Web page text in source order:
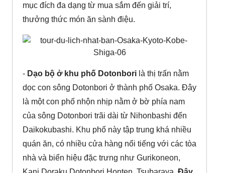
mục đích đa dạng từ mua sắm đến giải trí,
thưởng thức món ăn sành điệu.
- Dạo bộ ở khu phố Dotonbori là thị trấn nằm
dọc con sông Dotonbori ở thành phố Osaka. Đây
là một con phố nhộn nhịp nằm ở bờ phía nam
của sông Dotonbori trãi dài từ Nihonbashi đến
Daikokubashi. Khu phố này tập trung khá nhiều
quán ăn, có nhiều cửa hàng nổi tiếng với các tòa
nhà và biển hiệu đặc trưng như Gurikoneon,